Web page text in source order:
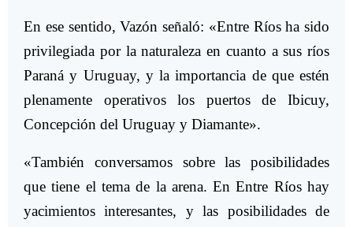
En ese sentido, Vazón señaló: «Entre Ríos ha sido
privilegiada por la naturaleza en cuanto a sus ríos
Paraná y Uruguay, y la importancia de que estén
plenamente operativos los puertos de Ibicuy,
Concepción del Uruguay y Diamante».
«También conversamos sobre las posibilidades
que tiene el tema de la arena. En Entre Ríos hay
yacimientos interesantes, y las posibilidades de